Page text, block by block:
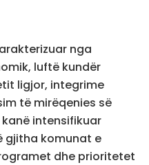
nga
luftë kundër
ligjor, integrime
të mirëqenies së
intensifikuar
gjitha komunat e
dhe prioritetet